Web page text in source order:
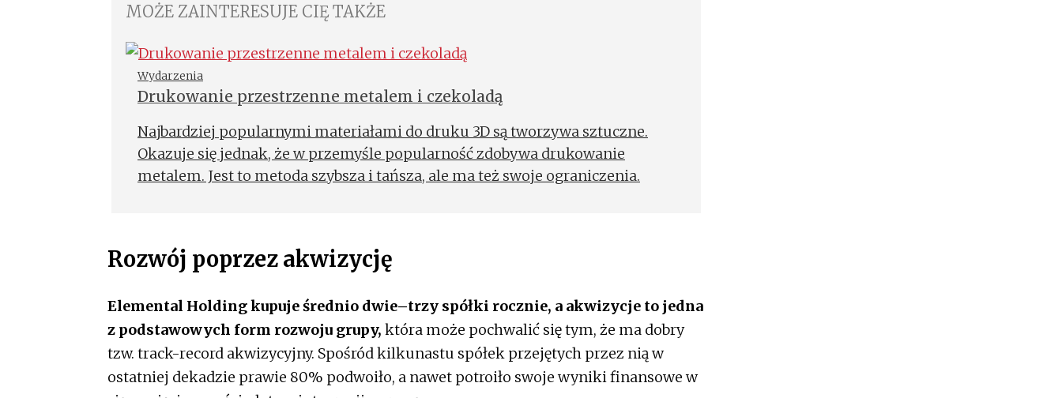
MOŻE ZAINTERESUJE CIĘ TAKŻE
Wydarzenia
Drukowanie przestrzenne metalem i czekoladą
Najbardziej popularnymi materiałami do druku 3D są tworzywa sztuczne.
Okazuje się jednak, że w przemyśle popularność zdobywa drukowanie
metalem. Jest to metoda szybsza i tańsza, ale ma też swoje ograniczenia.
Rozwój poprzez akwizycję
Elemental Holding kupuje średnio dwie–trzy spółki rocznie, a akwizycje to jedna
z podstawowych form rozwoju grupy, która może pochwalić się tym, że ma dobry
tzw. track-record akwizycyjny. Spośród kilkunastu spółek przejętych przez nią w
ostatniej dekadzie prawie 80% podwoiło, a nawet potroiło swoje wyniki finansowe w